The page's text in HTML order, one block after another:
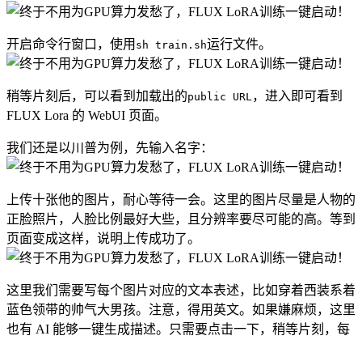
开启命令行窗口，使用 sh train.sh运行文件。
稍等片刻后，可以看到加载出的public URL ，进入即可看到
FLUX Lora 的 WebUI 页面。
我们还是以川普为例，先输入名字：
上传十张他的图片，耐心等待一会。这里的图片尽量是人物的
正脸照片，人脸比例最好大些，且分辨率要尽可能的高。等到
页面变成这样，说明上传成功了。
这里我们需要写每个图片对应的文本表述，比如穿着西装系着
蓝色领带的帅气大男孩。注意，得用英文。如果嫌麻烦，这里
也有 AI 能够一键生成描述。只需要点击一下，稍等片刻，每